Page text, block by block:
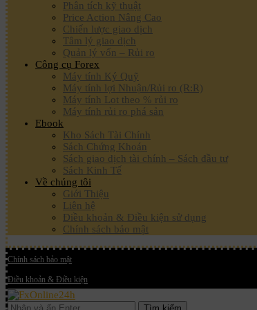
Phân tích kỹ thuật
Price Action Nâng Cao
Chiến lược giao dịch
Tâm lý giao dịch
Quản lý vốn – Rủi ro
Công cụ Forex
Máy tính Ký Quỹ
Máy tính lợi Nhuận/Rủi ro (R:R)
Máy tính Lot theo % rủi ro
Máy tính rủi ro phá sản
Ebook
Kho Sách Tài Chính
Sách Chứng Khoán
Sách giao dịch tài chính – Sách đầu tư
Sách Kinh Tế
Về chúng tôi
Giới Thiệu
Liên hệ
Điều khoản & Điều kiện sử dụng
Chính sách bảo mật
Chính sách bảo mật
Điều khoản & Điều kiện